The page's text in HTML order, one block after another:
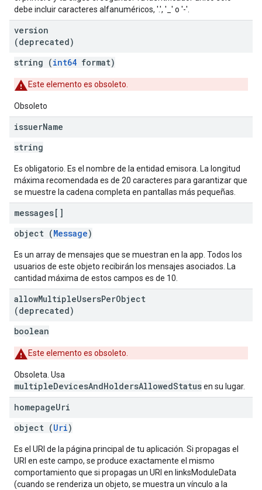
debe incluir caracteres alfanuméricos, '.', '_' o '-'.
version
(deprecated)
string (int64 format)
Este elemento es obsoleto.
Obsoleto
issuerName
string
Es obligatorio. Es el nombre de la entidad emisora. La longitud
máxima recomendada es de 20 caracteres para garantizar que
se muestre la cadena completa en pantallas más pequeñas.
messages[]
object (Message)
Es un array de mensajes que se muestran en la app. Todos los
usuarios de este objeto recibirán los mensajes asociados. La
cantidad máxima de estos campos es de 10.
allowMultipleUsersPerObject
(deprecated)
boolean
Este elemento es obsoleto.
Obsoleta. Usa
multipleDevicesAndHoldersAllowedStatusen su lugar.
homepageUri
object (Uri)
Es el URI de la página principal de tu aplicación. Si propagas el
URI en este campo, se produce exactamente el mismo
comportamiento que si propagas un URI en linksModuleData
(cuando se renderiza un objeto, se muestra un vínculo a la